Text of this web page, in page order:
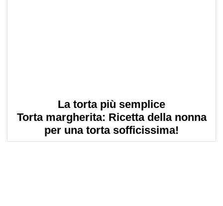
La torta più semplice
Torta margherita: Ricetta della nonna
per una torta sofficissima!